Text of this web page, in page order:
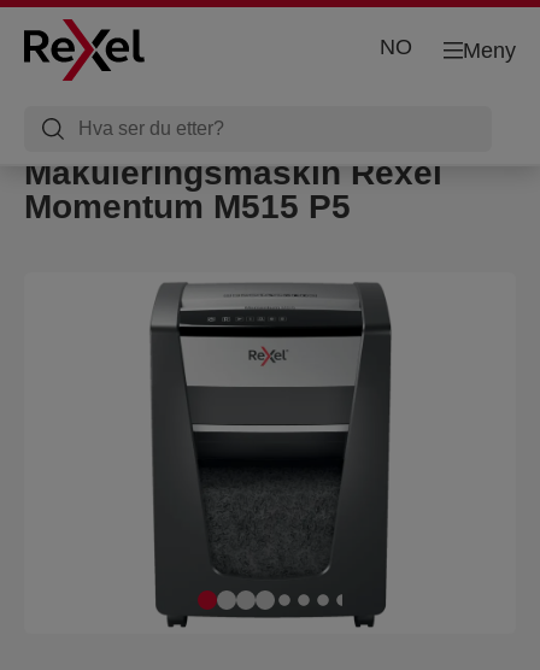
Meny
NO
Makuleringsmaskin Rexel
Momentum M515 P5